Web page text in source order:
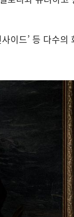
사이드’ 등 다수